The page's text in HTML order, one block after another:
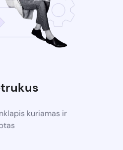
kuriamas ir